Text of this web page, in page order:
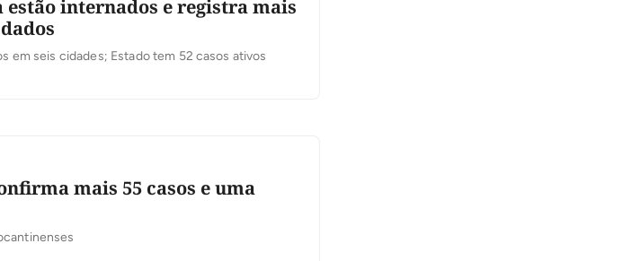
internados e registra mais
em seis cidades; Estado tem 52 casos ativos
mais 55 casos e uma